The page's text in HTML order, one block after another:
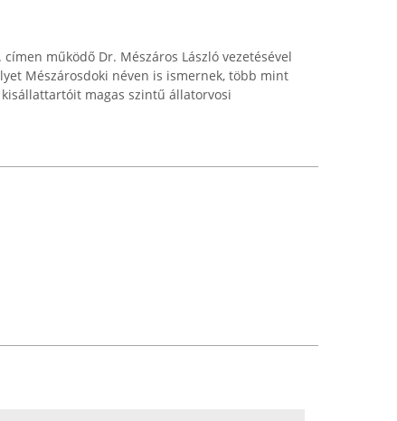
működő Dr. Mészáros László vezetésével
Mészárosdoki néven is ismernek, több mint
magas szintű állatorvosi